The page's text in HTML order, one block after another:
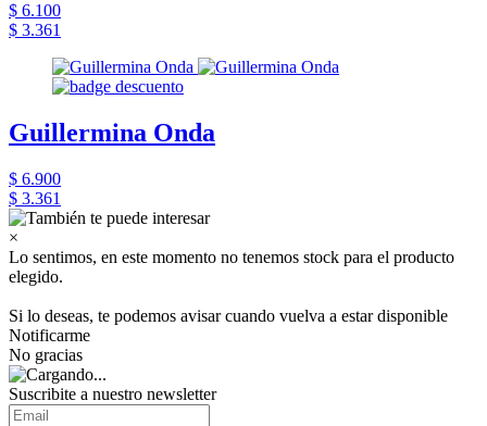
$ 6.100
$ 3.361
Guillermina Onda
$ 6.900
$ 3.361
×
Lo sentimos, en este momento no tenemos stock para el producto
elegido.
Si lo deseas, te podemos avisar cuando vuelva a estar disponible
Notificarme
No gracias
Suscribite a nuestro newsletter